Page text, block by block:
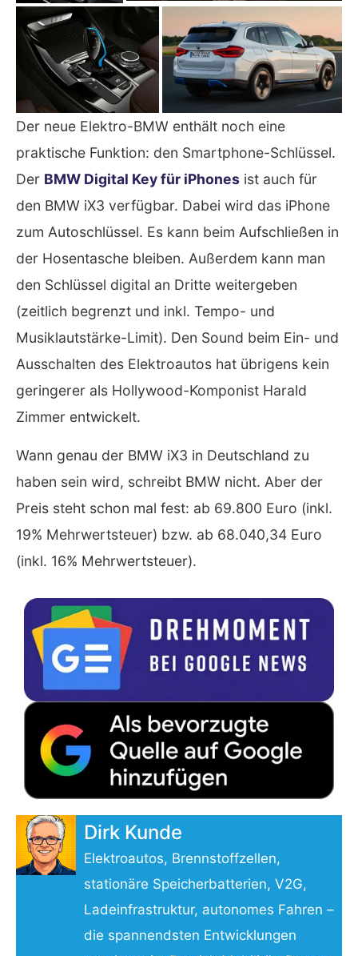
Der neue Elektro-BMW enthält noch eine
praktische Funktion: den Smartphone-Schlüssel.
Der BMW Digital Key für iPhones ist auch für
den BMW iX3 verfügbar. Dabei wird das iPhone
zum Autoschlüssel. Es kann beim Aufschließen in
der Hosentasche bleiben. Außerdem kann man
den Schlüssel digital an Dritte weitergeben
(zeitlich begrenzt und inkl. Tempo- und
Musiklautstärke-Limit). Den Sound beim Ein- und
Ausschalten des Elektroautos hat übrigens kein
geringerer als Hollywood-Komponist Harald
Zimmer entwickelt.
Wann genau der BMW iX3 in Deutschland zu
haben sein wird, schreibt BMW nicht. Aber der
Preis steht schon mal fest: ab 69.800 Euro (inkl.
19% Mehrwertsteuer) bzw. ab 68.040,34 Euro
(inkl. 16% Mehrwertsteuer).
Dirk Kunde
Elektroautos, Brennstoffzellen,
stationäre Speicherbatterien, V2G,
Ladeinfrastruktur, autonomes Fahren –
die spannendsten Entwicklungen